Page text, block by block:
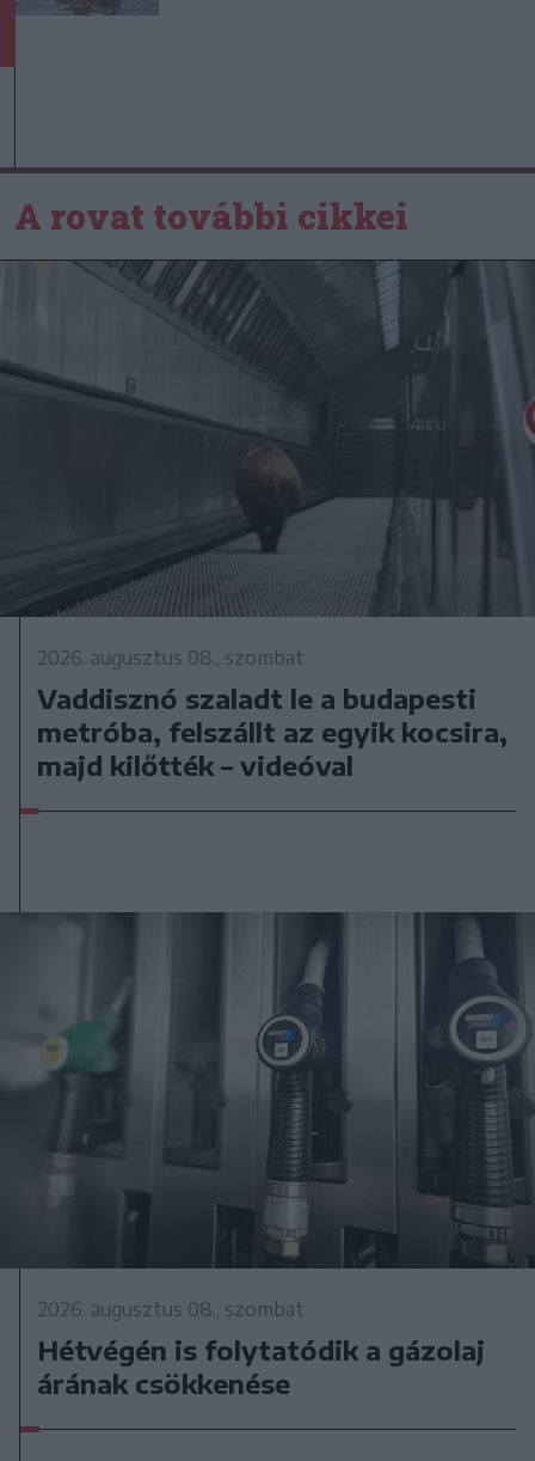
A rovat további cikkei
2026. augusztus 08., szombat
Vaddisznó szaladt le a budapesti
metróba, felszállt az egyik kocsira,
majd kilőtték – videóval
2026. augusztus 08., szombat
Hétvégén is folytatódik a gázolaj
árának csökkenése